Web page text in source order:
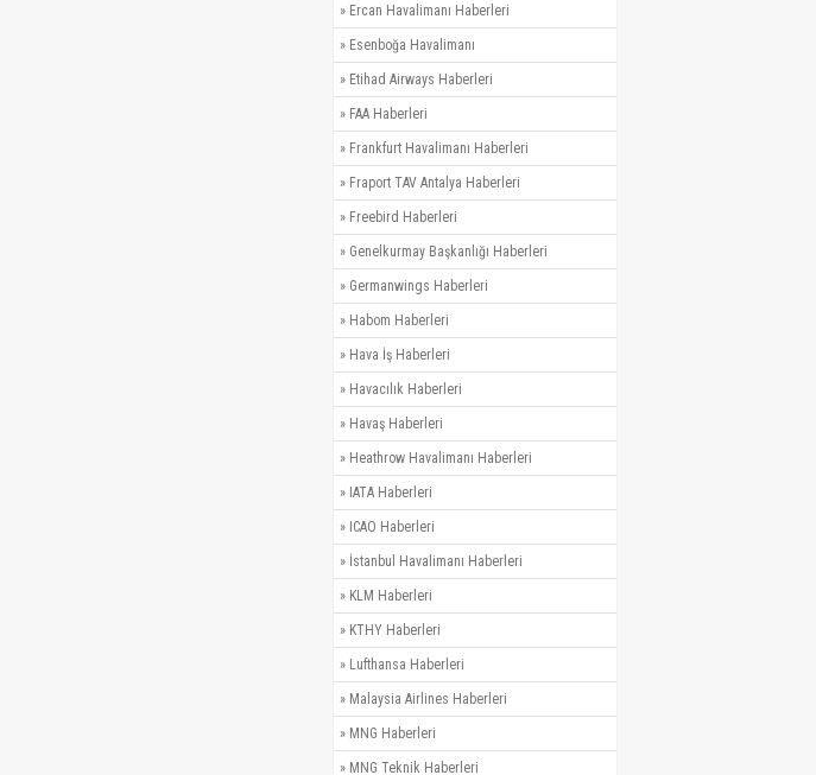
» Ercan Havalimanı Haberleri
» Esenboğa Havalimanı
» Etihad Airways Haberleri
» FAA Haberleri
» Frankfurt Havalimanı Haberleri
» Fraport TAV Antalya Haberleri
» Freebird Haberleri
» Genelkurmay Başkanlığı Haberleri
» Germanwings Haberleri
» Habom Haberleri
» Hava İş Haberleri
» Havacılık Haberleri
» Havaş Haberleri
» Heathrow Havalimanı Haberleri
» IATA Haberleri
» ICAO Haberleri
» İstanbul Havalimanı Haberleri
» KLM Haberleri
» KTHY Haberleri
» Lufthansa Haberleri
» Malaysia Airlines Haberleri
» MNG Haberleri
» MNG Teknik Haberleri